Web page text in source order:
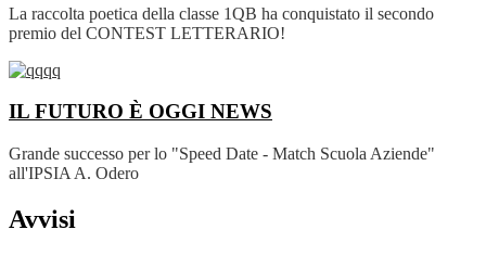
La raccolta poetica della classe 1QB ha conquistato il secondo
premio del CONTEST LETTERARIO!
IL FUTURO È OGGI NEWS
Grande successo per lo "Speed Date - Match Scuola Aziende"
all'IPSIA A. Odero
Avvisi